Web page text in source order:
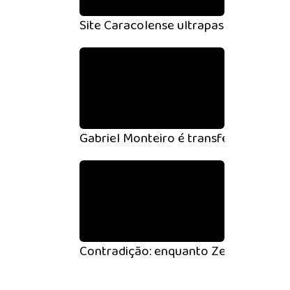
Site Caracolense ultrapassa 2
Gabriel Monteiro é transferido para
Contradição: enquanto Zeca